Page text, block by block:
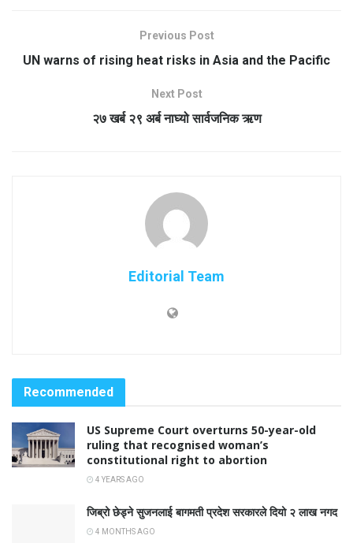
Previous Post
UN warns of rising heat risks in Asia and the Pacific
Next Post
२७ खर्ब २९ अर्ब नाघ्यो सार्वजनिक ऋण
Editorial Team
Recommended
US Supreme Court overturns 50-year-old
ruling that recognised woman’s
constitutional right to abortion
4 YEARS AGO
जिब्रो छेड्ने सुजनलाई बागमती प्रदेश सरकारले दियो २ लाख नगद
4 MONTHS AGO